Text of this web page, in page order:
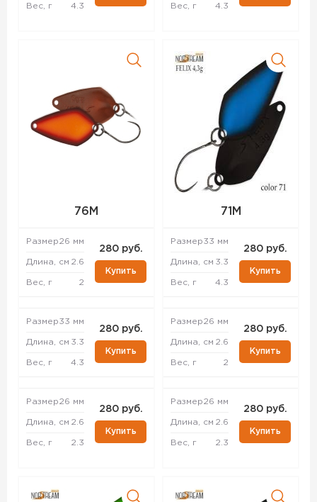
Вес, г 4.3 Вес, г 4.3
76M
Размер26 мм
Длина, см 2.6
Вес, г 2
280 руб.
Купить
Размер33 мм
Длина, см 3.3
Вес, г 4.3
280 руб.
Купить
Размер26 мм
Длина, см 2.6
Вес, г 2.3
280 руб.
Купить
71M
Размер33 мм
Длина, см 3.3
Вес, г 4.3
280 руб.
Купить
Размер26 мм
Длина, см 2.6
Вес, г 2
280 руб.
Купить
Размер26 мм
Длина, см 2.6
Вес, г 2.3
280 руб.
Купить